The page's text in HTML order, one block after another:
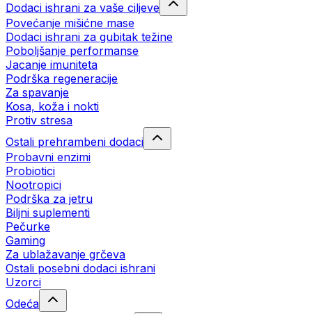
Dodaci ishrani za vaše ciljeve
Povećanje mišićne mase
Dodaci ishrani za gubitak težine
Poboljšanje performanse
Jacanje imuniteta
Podrška regeneracije
Za spavanje
Kosa, koža i nokti
Protiv stresa
Ostali prehrambeni dodaci
Probavni enzimi
Probiotici
Nootropici
Podrška za jetru
Biljni suplementi
Pečurke
Gaming
Za ublažavanje grčeva
Ostali posebni dodaci ishrani
Uzorci
Odeća